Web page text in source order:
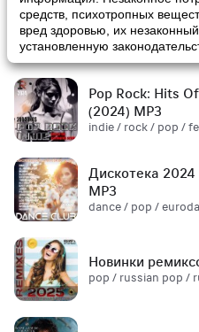
средств, психотропных
вред здоровью, их
установленную
Сборник! '90s
pop / russian pop /
Pop Rock: Hits
(2024) MP3
indie / rock / pop /
Дискотека 2024
MP3
dance / pop /
Новинки
pop / russian pop /